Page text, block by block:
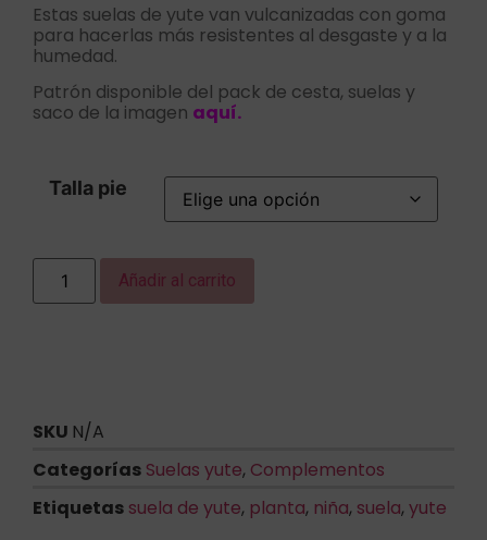
Estas suelas de yute van vulcanizadas con goma
para hacerlas más resistentes al desgaste y a la
humedad.
Patrón disponible del pack de cesta, suelas y
saco de la imagen aquí.
Talla pie
Añadir al carrito
SKU N/A
Categorías Suelas yute, Complementos
Etiquetas suela de yute, planta, niña, suela, yute